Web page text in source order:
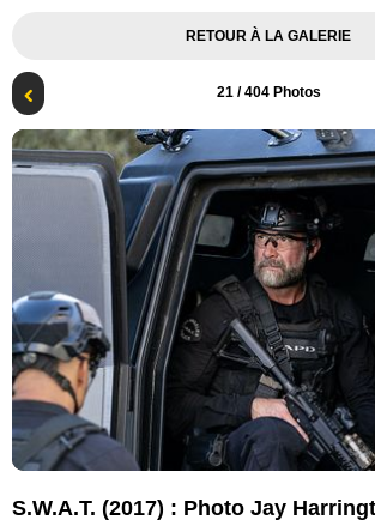
RETOUR À LA GALERIE
21/ 404 Photos
S.W.A.T. (2017) : Photo Jay